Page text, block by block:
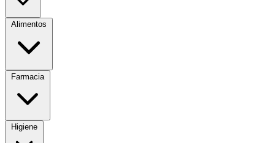
Alimentos
Farmacia
Higiene